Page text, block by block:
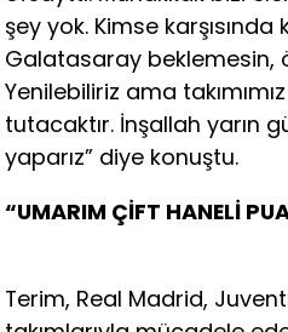
şey yok. Kimse
Galatasaray beklemesin,
Yenilebiliriz ama
tutacaktır. İnşallah yarın
yaparız” diye konuştu.
“UMARIM ÇİFT HANELİ
Terim, Real Madrid,